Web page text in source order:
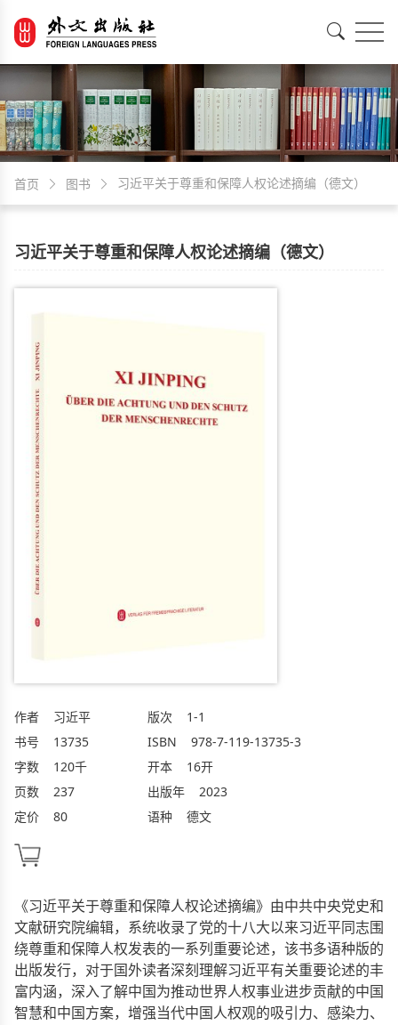
首页 图书 习近平关于尊重和保障人权论述摘编（德文）
习近平关于尊重和保障人权论述摘编（德文）
作者
习近平
书号
13735
字数
120千
页数
237
定价
80
版次
1-1
ISBN
978-7-119-13735-3
开本
16开
出版年
2023
语种
德文
《习近平关于尊重和保障人权论述摘编》由中共中央党史和
文献研究院编辑，系统收录了党的十八大以来习近平同志围
绕尊重和保障人权发表的一系列重要论述，该书多语种版的
出版发行，对于国外读者深刻理解习近平有关重要论述的丰
富内涵，深入了解中国为推动世界人权事业进步贡献的中国
智慧和中国方案，增强当代中国人权观的吸引力、感染力、